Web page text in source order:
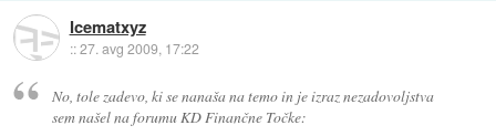
Icematxyz
::27. avg 2009, 17:22
No, tole zadevo, ki se nanaša na temo in je izraz nezadovoljstva
sem našel na forumu KD Finančne Točke: